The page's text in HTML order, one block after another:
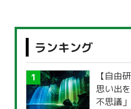
ランキング
【自由
思い出
不思議